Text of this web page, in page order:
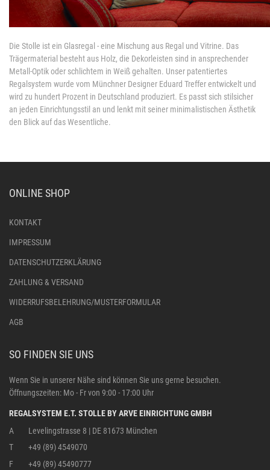
Die Stolle ist ein Glasregal - eine Mischung aus Regal und Vitrine. Das
Trägermaterial besteht aus Holz, die Dekorleisten sind in ansprechender
Metall-Optik oder schlichtem in Weiß gehalten. Unser patentiertes
Regalsystem wurde vom Münchner Designer Eduard Treffer entwickelt und
wird zu hundert Prozent in Deutschland produziert. Es passt sich stilsicher
an jeden Einrichtungsstil an und lenkt mit seiner minimalistischen Ästhetik
den Blick auf das Wesentliche.
ONLINE SHOP
KONTAKT
IMPRESSUM
DATENSCHUTZERKLÄRUNG
ZAHLUNG & VERSAND
WIDERRUFSBELEHRUNG/MUSTERFORMULAR
AGB
SO FINDEN SIE UNS
Wenn Sie in unserer Nähe sind können Sie uns gerne besuchen.
Öffnungszeiten: Mo - Fr von 9:00 - 17:00 Uhr
REGALSYSTEM E.T. STOLLE BY ARVE EINRICHTUNG GMBH
A
Levelingstrasse 8 | DE 81673 München
T
+49 (89) 4549070
F
+49 (89) 45490777